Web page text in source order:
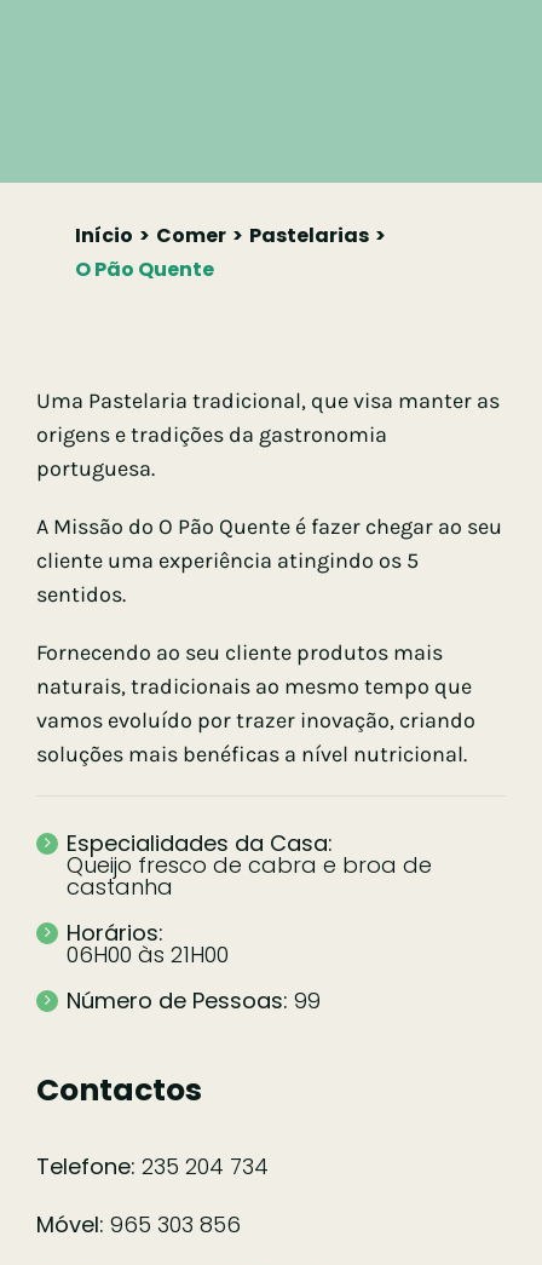
Início Comer
Pastelarias
O Pão Quente
Uma Pastelaria tradicional, que visa manter as
origens e tradições da gastronomia
portuguesa.
A Missão do O Pão Quente é fazer chegar ao seu
cliente uma experiência atingindo os 5
sentidos.
Fornecendo ao seu cliente produtos mais
naturais, tradicionais ao mesmo tempo que
vamos evoluído por trazer inovação, criando
soluções mais benéficas a nível nutricional.
Especialidades da Casa:
Queijo fresco de cabra e broa de
castanha
Horários:
06H00 às 21H00
Número de Pessoas: 99
Contactos
Telefone: 235 204 734
Móvel: 965 303 856